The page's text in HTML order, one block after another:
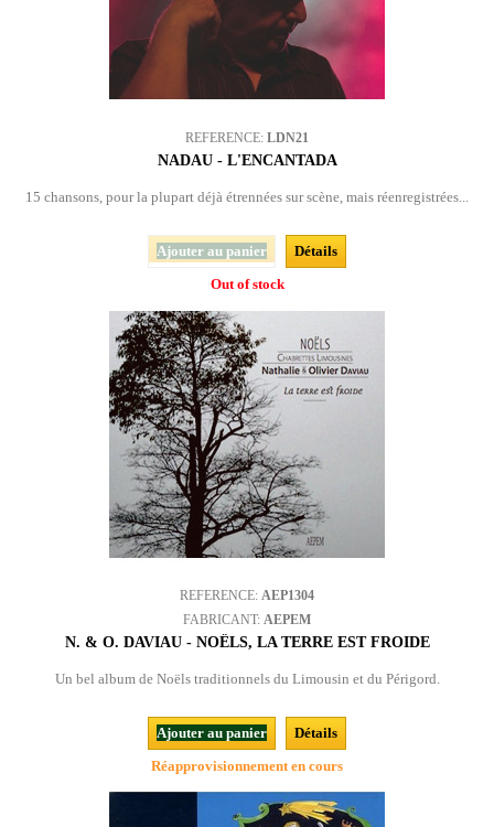
REFERENCE: LDN21
NADAU - L'ENCANTADA
15 chansons, pour la plupart déjà étrennées sur scène, mais réenregistrées...
Ajouter au panier
Détails
Out of stock
REFERENCE: AEP1304
FABRICANT: AEPEM
N. & O. DAVIAU - NOËLS, LA TERRE EST FROIDE
Un bel album de Noëls traditionnels du Limousin et du Périgord.
Ajouter au panier
Détails
Réapprovisionnement en cours